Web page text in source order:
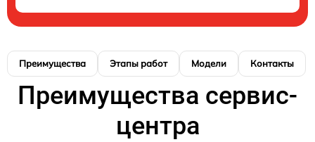
Преимущества Этапы работ Модели Контакты
Преимущества сервис-
центра